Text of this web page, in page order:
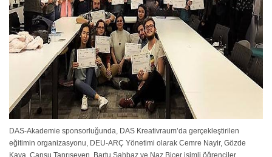
DAS-Akademie sponsorluğunda, DAS Kreativraum’da gerçekleştirilen
eğitimin organizasyonu, DEU-ARÇ Yönetimi olarak Cemre Nayir, Gözde